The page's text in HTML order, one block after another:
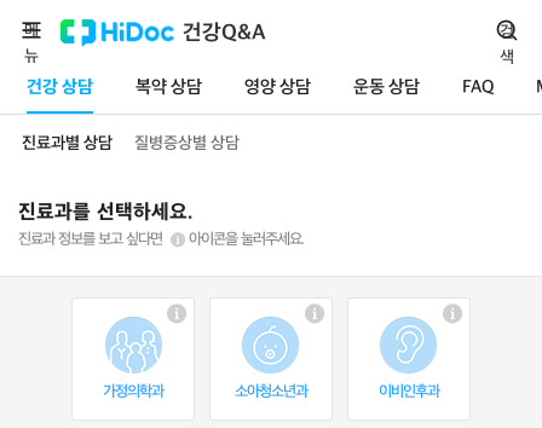
건강Q&A
건강 상담 복약 상담 영양 상담 운동 상담 FAQ
메
뉴
검
색
진료과별 상담 질병증상별 상담
진료과를 선택하세요.
진료과 정보를 보고 싶다면 아이콘을 눌러주세요.
가정의학과 소아청소년과 이비인후과